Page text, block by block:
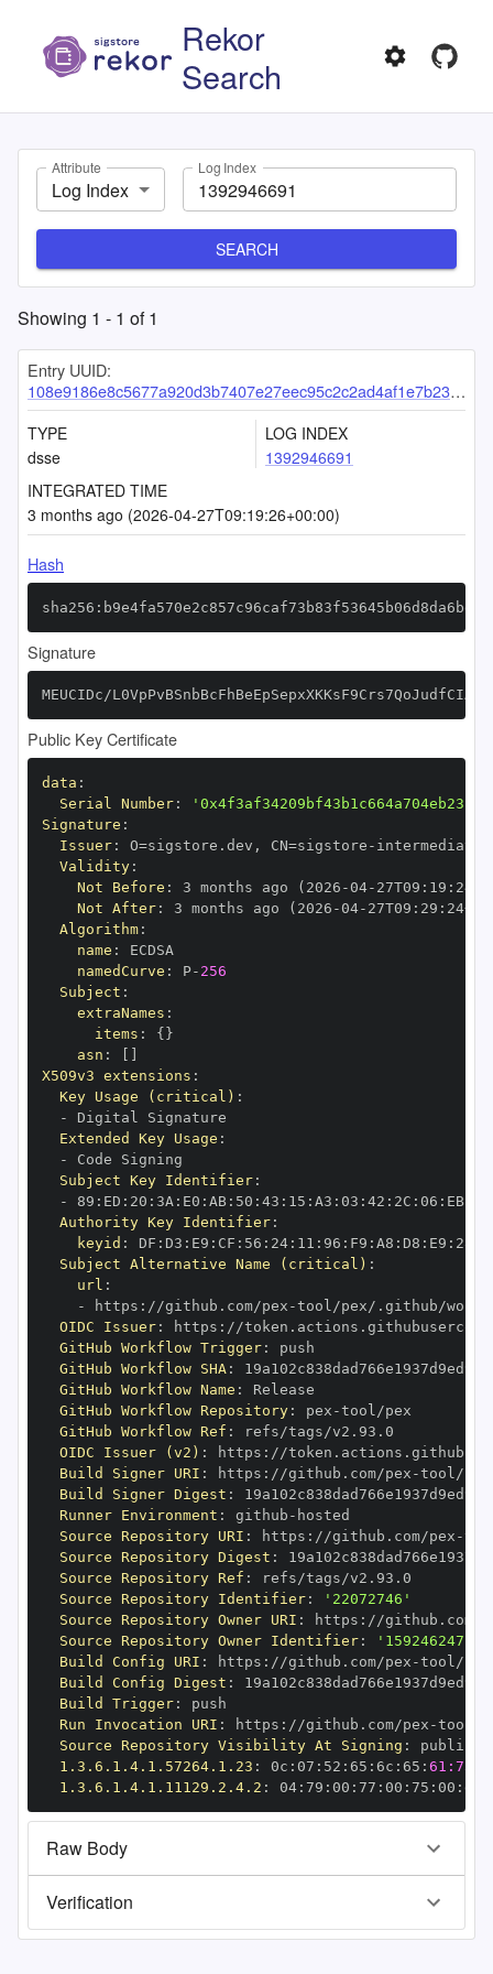
Rekor
Search
Attribute
Log Index
Log Index
SEARCH
Showing 1 - 1 of1
Entry UUID:
108e9186e8c5677a920d3b7407e27eec95c2c2ad4af1e7b23746533d29f57f7f74d88b301cd8d7f7
TYPE
dsse
LOG INDEX
1392946691
INTEGRATED TIME
3 months ago (2026-04-27T09:19:26+00:00)
Hash
Signature
MEUCIDc/
Public Key Certificate
data :
Serial Number:
Signature :
Issuer: O=sigstore.dev , CN=sigstore -
Validity:
Not Before : 3 months ago (2026 -04- 27T09 : 19 :
Not After: 3 months ago (2026 -04- 27T09 : 29 : 24+00
Algorithm:
name :
namedCurve : P- 256
Subject :
extraNames :
items : { }
asn :
X509v3 extensions :
Key Usage (critical) :
-
Extended Key Usage :
-
Subject Key Identifier:
-
89 : ED : 20 : 3A : E0 : AB: 50 : 43 : 15 : A3 : 03 : 42 : 2C : 06 : EB:
Authority Key Identifier:
keyid : DF : D3 : E9 : CF : 56 : 24: 11 : 96 : F9 : A8 : D8 : E9 : 28
Subject Alternative Name (critical) :
url :
-
https : //github.com/pex -
OIDC Issuer: https :
GitHub Workflow Trigger:
GitHub Workflow SHA:
GitHub Workflow Name :
GitHub Workflow Repository: pex -
GitHub Workflow Ref :
OIDC Issuer (v2) : https :
Build Signer URI : https : //github.com/pex -
Build Signer Digest :
Runner Environment : github -
Source Repository URI : https : //github.com/pex -
Source Repository Digest :
Source Repository Ref :
Source Repository Identifier:
'22072746'
Source Repository Owner URI : https : //github.com/
Source Repository Owner Identifier:
'159246247'
Build Config URI : https : //github.com/pex -
Build Config Digest :
Build Trigger:
Run Invocation URI : https : //github.com/pex -
Source Repository Visibility At Signing :
1.3.6.1.4.1.57264.1.23 : 0c : 07 : 52 : 65 : 6c : 65 :
1.3.6.1.4.1.11129.2.4.2 : 04: 79 : 00 : 77 : 00 : 75 : 00 : dd
Raw Body
Verification